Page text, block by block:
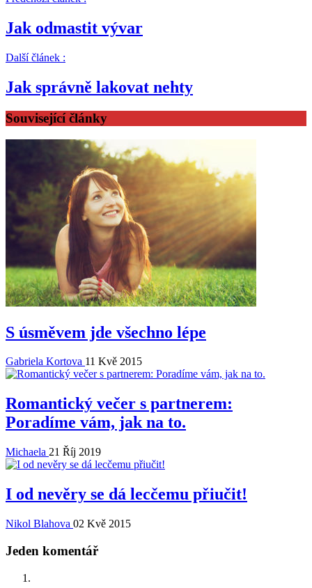
Jak odmastit vývar
Další článek :
Jak správně lakovat nehty
Související články
S úsměvem jde všechno lépe
Gabriela Kortova 11 Kvě 2015
Romantický večer s partnerem:
Poradíme vám, jak na to.
Michaela 21 Říj 2019
I od nevěry se dá lecčemu přiučit!
Nikol Blahova 02 Kvě 2015
Jeden komentář